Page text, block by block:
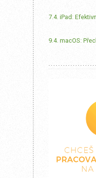
7.4. iPad:
9.4. macOS: